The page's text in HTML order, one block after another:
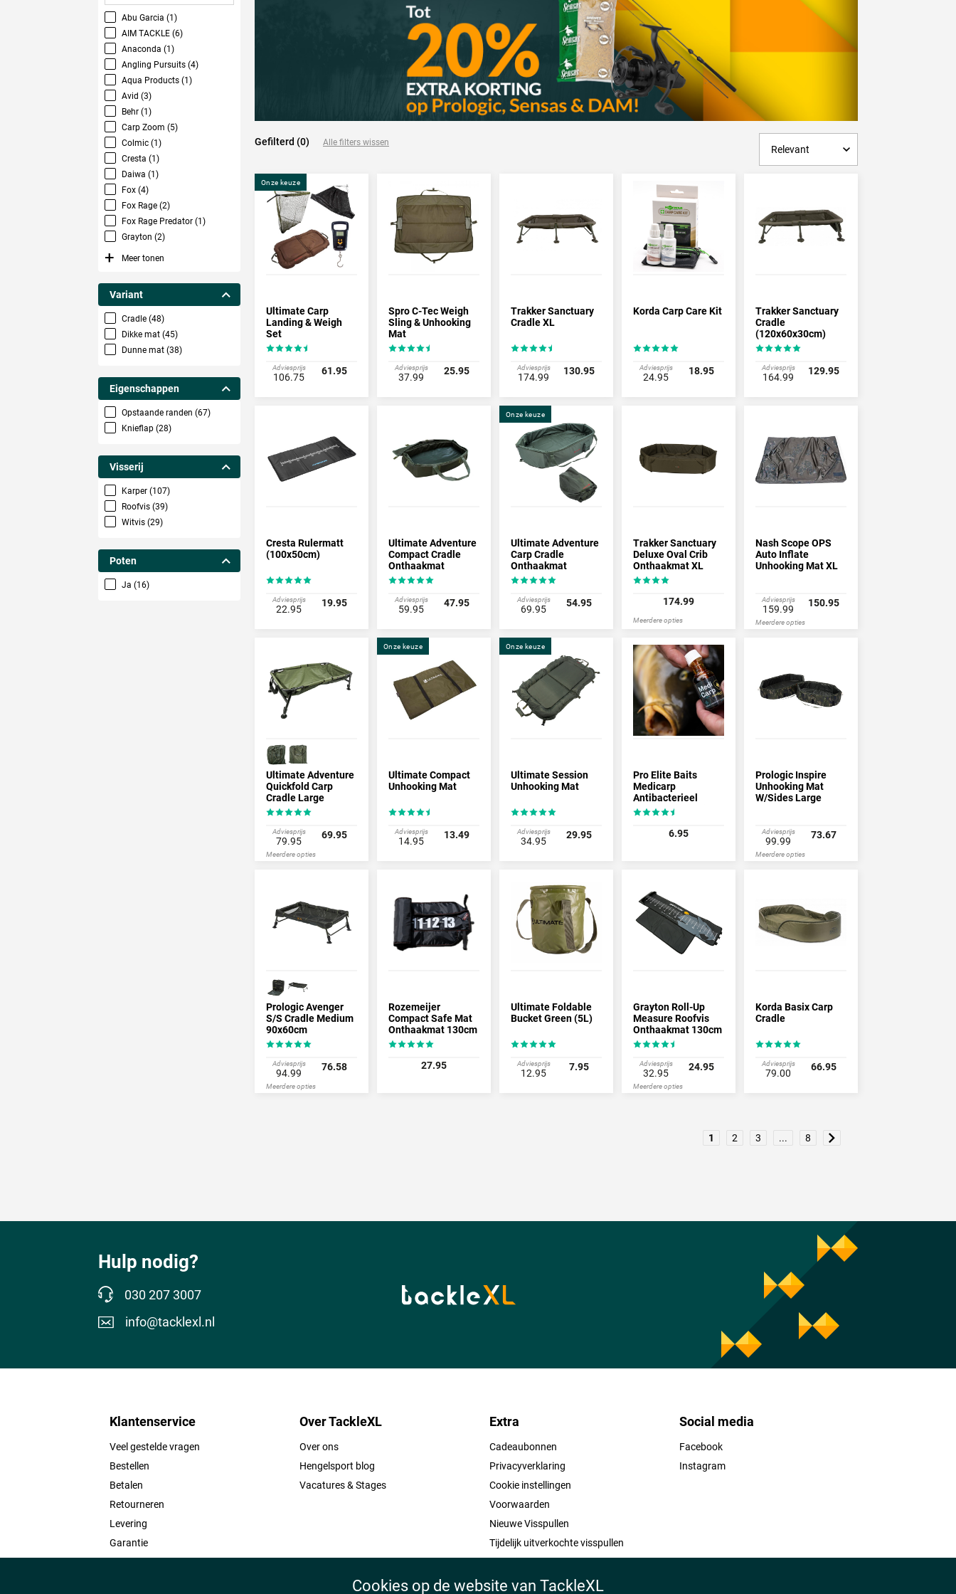
Abu Garcia (1)
AIM TACKLE (6)
Anaconda (1)
Angling Pursuits (4)
Aqua Products (1)
Avid (3)
Behr (1)
Carp Zoom (5)
Colmic (1)
Cresta (1)
Daiwa (1)
Fox (4)
Fox Rage (2)
Fox Rage Predator (1)
Grayton (2)
Meer tonen
Variant
Cradle (48)
Dikke mat (45)
Dunne mat (38)
Eigenschappen
Opstaande randen (67)
Knieflap (28)
Visserij
Karper (107)
Roofvis (39)
Witvis (29)
Poten
Ja (16)
Met name bij het vissen op karper wordt er vaak een onthaakmat gebruikt, maar de trend is dat steeds meer vissers een
onthaakmat meenemen naar de waterkant. Zo is het inmiddels niet meer dan normaal dat je een onthaakmat bij het doodazen op
snoek gebruikt. Ook bij het vissen in de stedelijke omgeving (Streetfishing) kan het handig zijn om een onthaakmat mee te nemen,
hier kan je de vis immers nergens in het gras leggen om de haak te kunnen verwijderen. Voor de struinende vissers zijn er
prachtige, compacte modellen te verkrijgen!
Bij TackleXL vind je een groot assortiment waadpakken van verschillende aanbieders. Alle grote karpermerken hebben meerdere
NGTtot super de luxe cradles van
bivvy,boiliesenonderlijn materiaal!
Gefilterd (0) Alle filters wissen
Onze keuze
Ultimate Carp
Landing & Weigh
Set
Adviesprijs
106.75
61.95
Spro C-Tec Weigh
Sling & Unhooking
Mat
Adviesprijs
37.99
25.95
Trakker Sanctuary
Cradle XL
Adviesprijs
174.99
130.95
Korda Carp Care Kit
Adviesprijs
24.95
18.95
Trakker Sanctuary
Cradle
(120x60x30cm)
Adviesprijs
164.99
129.95
Cresta Rulermatt
(100x50cm)
Adviesprijs
22.95
19.95
Ultimate Adventure
Compact Cradle
Onthaakmat
Adviesprijs
59.95
47.95
Onze keuze
Ultimate Adventure
Carp Cradle
Onthaakmat
Adviesprijs
69.95
54.95
Trakker Sanctuary
Deluxe Oval Crib
Onthaakmat XL
174.99
Meerdere opties
Nash Scope OPS
Auto Inflate
Unhooking Mat XL
Adviesprijs
159.99
150.95
Meerdere opties
Ultimate Adventure
Quickfold Carp
Cradle Large
(115x60x32-40cm)
Adviesprijs
79.95
69.95
Meerdere opties
Onze keuze
Ultimate Compact
Unhooking Mat
Adviesprijs
14.95
13.49
Onze keuze
Ultimate Session
Unhooking Mat
Adviesprijs
34.95
29.95
Pro Elite Baits
Medicarp
Antibacterieel
Ontsmettingsmiddel
6.95
Prologic Inspire
Unhooking Mat
W/Sides Large
Adviesprijs
99.99
73.67
Meerdere opties
Prologic Avenger
S/S Cradle Medium
90x60cm
Adviesprijs
94.99
76.58
Meerdere opties
Rozemeijer
Compact Safe Mat
Onthaakmat 130cm
27.95
Ultimate Foldable
Bucket Green (5L)
Adviesprijs
12.95
7.95
Grayton Roll-Up
Measure Roofvis
Onthaakmat 130cm
Adviesprijs
32.95
24.95
Meerdere opties
Korda Basix Carp
Cradle
Adviesprijs
79.00
66.95
1 2 3 ... 8
Hulp nodig?
030 207 3007
info@tacklexl.nl
Klantenservice
Veel gestelde vragen
Bestellen
Betalen
Retourneren
Levering
Garantie
Over TackleXL
Over ons
Hengelsport blog
Vacatures & Stages
Extra
Cadeaubonnen
Privacyverklaring
Cookie instellingen
Voorwaarden
Nieuwe Visspullen
Tijdelijk uitverkochte visspullen
Social media
Facebook
Instagram
Cookies op de website van TackleXL